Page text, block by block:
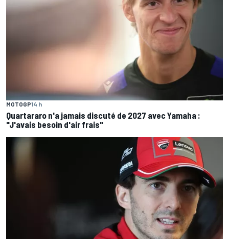
MOTOGP14 h
Quartararo n'a jamais discuté de 2027 avec Yamaha :
"J'avais besoin d'air frais"